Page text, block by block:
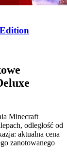
Minecraft
odległość od
aktualna cena
zanotowanego